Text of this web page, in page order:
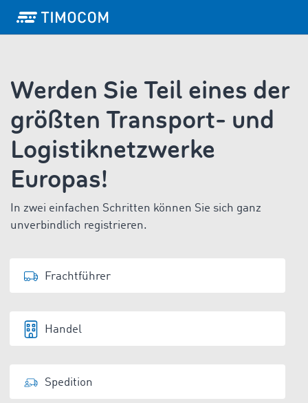
Werden Sie Teil eines der
größten Transport- und
Logistiknetzwerke
Europas!
In zwei einfachen Schritten können Sie sich ganz
unverbindlich registrieren.
Frachtführer
Handel
Spedition